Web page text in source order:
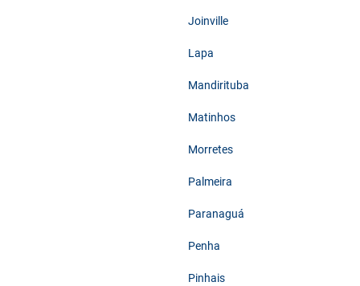
Joinville
Lapa
Mandirituba
Matinhos
Morretes
Palmeira
Paranaguá
Penha
Pinhais